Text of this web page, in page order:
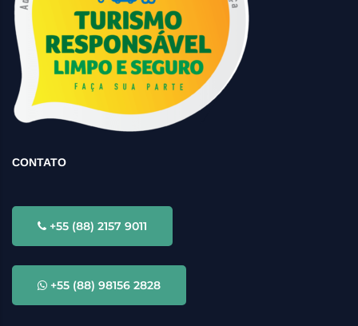
CONTATO
+55 (88) 2157 9011
+55 (88) 98156 2828